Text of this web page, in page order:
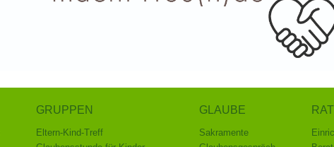
GRUPPEN
Eltern-Kind-Treff
GLAUBE
Sakramente